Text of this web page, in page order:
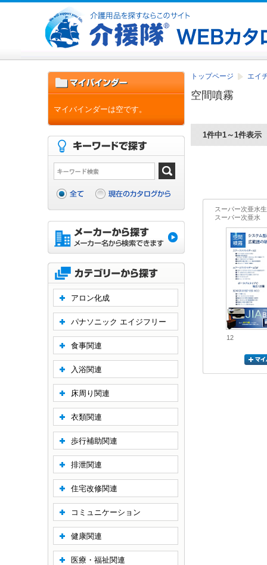
トップページ エイ
空間噴霧
1件中1～1件表示
スーパー次亜水
スーパー次亜水
12
マイバインダーは空です。
アロン化成
パナソニック エイジフリー
食事関連
入浴関連
床周り関連
衣類関連
歩行補助関連
排泄関連
住宅改修関連
コミュニケーション
健康関連
医療・福祉関連